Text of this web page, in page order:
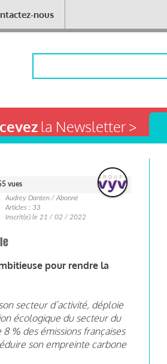
nous
la Newsletter >
vues
Audrey Danten / Abonné
Articles : 33
Inscrit(e) le 21 / 02 / 2022
pour rendre la
secteur d’activité, déploie
écologique du secteur du
% des émissions françaises
son empreinte carbone